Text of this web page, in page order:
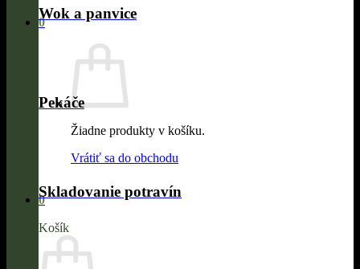
0
Žiadne produkty v košíku.
Vrátiť sa do obchodu
0
Košík
Wok a panvice
Pekáče
Skladovanie potravín